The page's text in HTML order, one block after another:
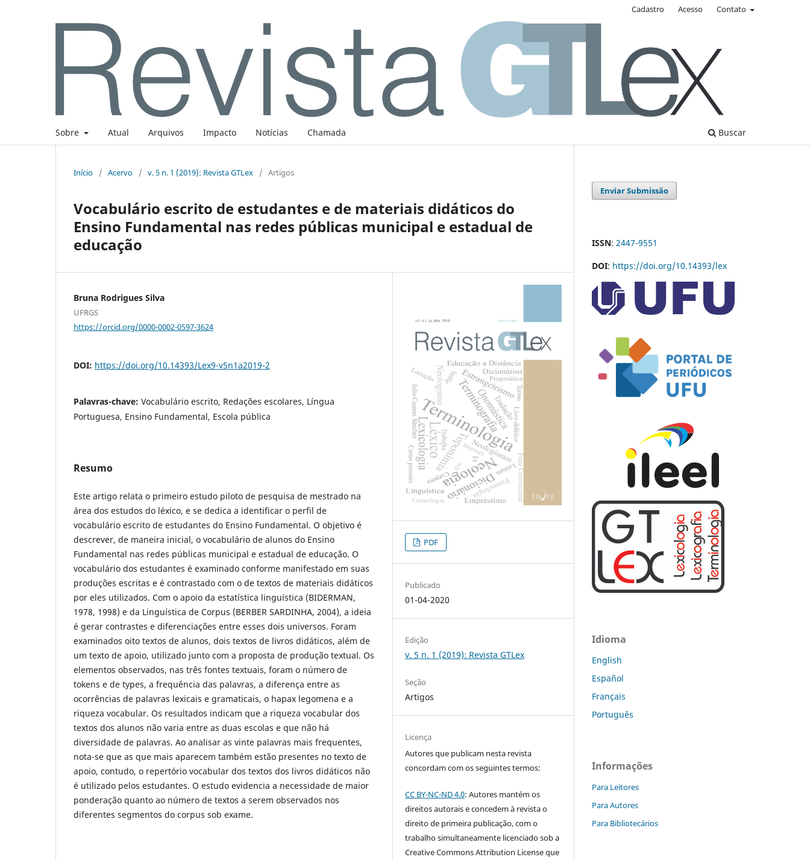
Sobre Atual Arquivos Impacto Notícias Chamada Buscar
Cadastro Acesso Contato
Início / Acervo / v. 5 n. 1 (2019): Revista GTLex / Artigos
Vocabulário escrito de estudantes e de materiais didáticos do
Ensino Fundamental nas redes públicas municipal e estadual de
educação
Bruna Rodrigues Silva
UFRGS
https://orcid.org/0000-0002-0597-3624
DOI: https://doi.org/10.14393/Lex9-v5n1a2019-2
Palavras-chave: Vocabulário escrito, Redações escolares, Língua
Portuguesa, Ensino Fundamental, Escola pública
Resumo
Este artigo relata o primeiro estudo piloto de pesquisa de mestrado na
área dos estudos do léxico, e se dedica a identificar o perfil de
vocabulário escrito de estudantes do Ensino Fundamental. O objetivo é
descrever, de maneira inicial, o vocabulário de alunos do Ensino
Fundamental nas redes públicas municipal e estadual de educação. O
vocabulário dos estudantes é examinado conforme manifestado em suas
produções escritas e é contrastado com o de textos de materiais didáticos
por eles utilizados. Com o apoio da estatística linguística (BIDERMAN,
1978, 1998) e da Linguística de Corpus (BERBER SARDINHA, 2004), a ideia
é gerar contrastes e diferenciações entre esses dois universos. Foram
examinados oito textos de alunos, dois textos de livros didáticos, além de
um texto de apoio, utilizado junto com a proposta de produção textual. Os
elementos observados, nas três fontes textuais, foram o número de
tokens e de types, a frequência das palavras, a diferença entre as
ocorrências de palavras lexicais e gramaticais, o hapax legomena e a
riqueza vocabular. Os resultados indicam que a riqueza vocabular dos
textos dos alunos não varia entre as duas escolas e que não há
diversidade de palavras. Ao analisar as vinte palavras mais frequentes,
nota-se que as que mais aparecem também estão presentes no texto de
apoio, contudo, o repertório vocabular dos textos dos livros didáticos não
é utilizado pelos estudantes. O estudo evidencia a necessidade de maior
ponderação quanto ao número de textos a serem observados nos
diferentes segmentos do corpus sob exame.
PDF
Publicado
01-04-2020
Edição
v. 5 n. 1 (2019): Revista GTLex
Seção
Artigos
Licença
Autores que publicam nesta revista
concordam com os seguintes termos:
CC BY-NC-ND 4.0: Autores mantém os
direitos autorais e concedem à revista o
direito de primeira publicação, com o
trabalho simultaneamente licenciado sob a
Creative Commons Attribution License que
Enviar Submissão
ISSN: 2447-9551
DOI: https://doi.org/10.14393/lex
Idioma
English
Español
Français
Português
Informações
Para Leitores
Para Autores
Para Bibliotecários